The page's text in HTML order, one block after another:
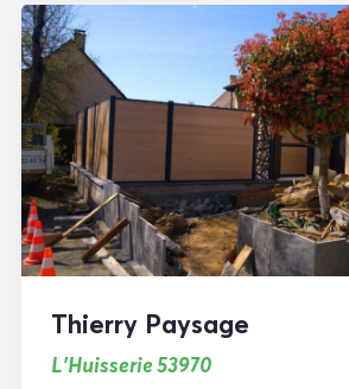
Thierry Paysage
L'Huisserie 53970